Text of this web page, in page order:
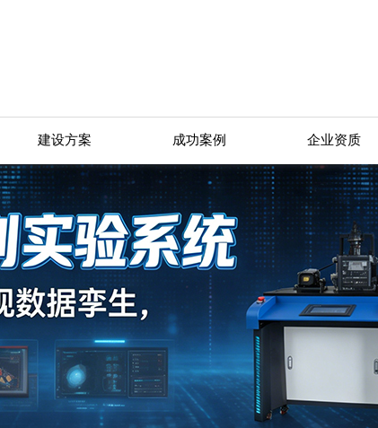
建设方案 成功案例 企业资质